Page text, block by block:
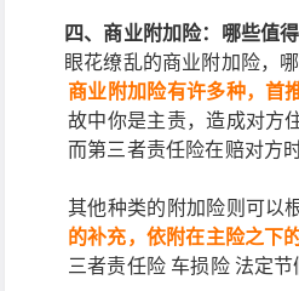
四、商业附加险：哪些值
眼花缭乱的商业附加险，
商业附加险有许多种，首
故中你是主责，造成对方
而第三者责任险在赔对方
其他种类的附加险则可以
的补充，依附在主险之下
三者责任险 车损险 法定节